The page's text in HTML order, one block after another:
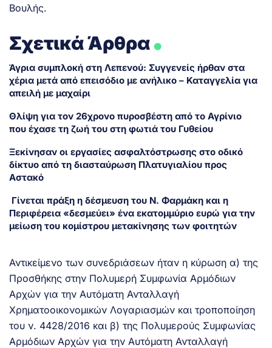
Βουλής.
Σχετικά Άρθρα.
Άγρια συμπλοκή στη Λεπενού: Συγγενείς ήρθαν στα
χέρια μετά από επεισόδιο με ανήλικο – Καταγγελία για
απειλή με μαχαίρι
Θλίψη για τον 26χρονο πυροσβέστη από το Αγρίνιο
που έχασε τη ζωή του στη φωτιά του Γυθείου
Ξεκίνησαν οι εργασίες ασφαλτόστρωσης στο οδικό
δίκτυο από τη διασταύρωση Πλατυγιαλίου προς
Αστακό
Γίνεται πράξη η δέσμευση του Ν. Φαρμάκη και η
Περιφέρεια «δεσμεύει» ένα εκατομμύριο ευρώ για την
μείωση του κομίστρου μετακίνησης των φοιτητών
Αντικείμενο των συνεδριάσεων ήταν η κύρωση α) της
Προσθήκης στην Πολυμερή Συμφωνία Αρμόδιων
Αρχών για την Αυτόματη Ανταλλαγή
Χρηματοοικονομικών Λογαριασμών και τροποποίηση
του ν. 4428/2016 και β) της Πολυμερούς Συμφωνίας
Αρμόδιων Αρχών για την Αυτόματη Ανταλλαγή